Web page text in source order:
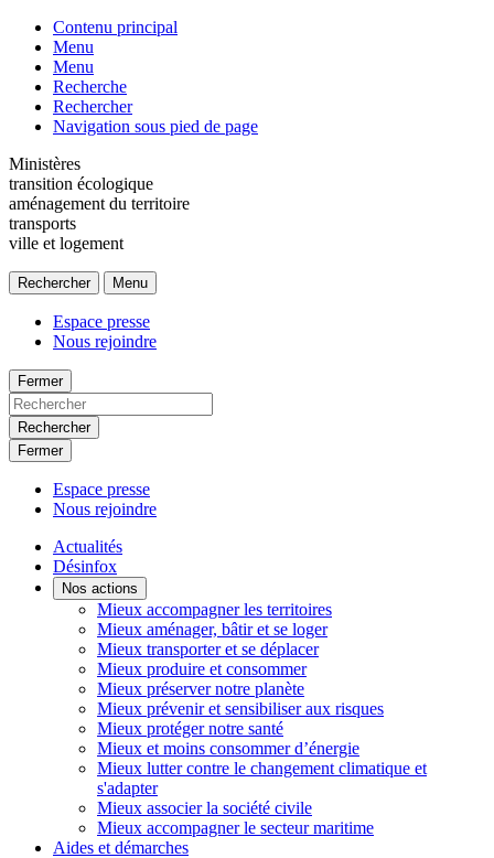
Contenu principal
Menu
Menu
Recherche
Rechercher
Navigation sous pied de page
Ministères
transition écologique
aménagement du territoire
transports
ville et logement
Rechercher Menu
Espace presse
Nous rejoindre
Fermer
Rechercher
Fermer
Espace presse
Nous rejoindre
Actualités
Désinfox
Nos actions
Mieux accompagner les territoires
Mieux aménager, bâtir et se loger
Mieux transporter et se déplacer
Mieux produire et consommer
Mieux préserver notre planète
Mieux prévenir et sensibiliser aux risques
Mieux protéger notre santé
Mieux et moins consommer d’énergie
Mieux lutter contre le changement climatique et
s'adapter
Mieux associer la société civile
Mieux accompagner le secteur maritime
Aides et démarches